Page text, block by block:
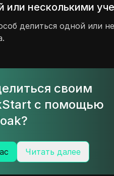
или несколькими
делиться одной или
своим
с помощью
Читать далее